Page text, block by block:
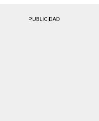
PUBLICIDAD